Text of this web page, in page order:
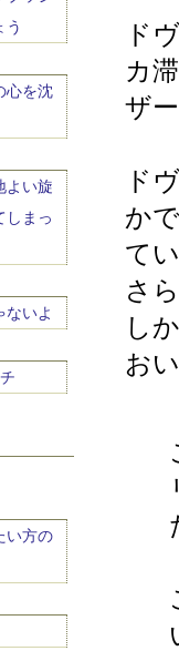
う
心を沈
よい旋
しまっ
ないよ
い方の
ド
カ
ザ
ド
か
て
さ
し
お